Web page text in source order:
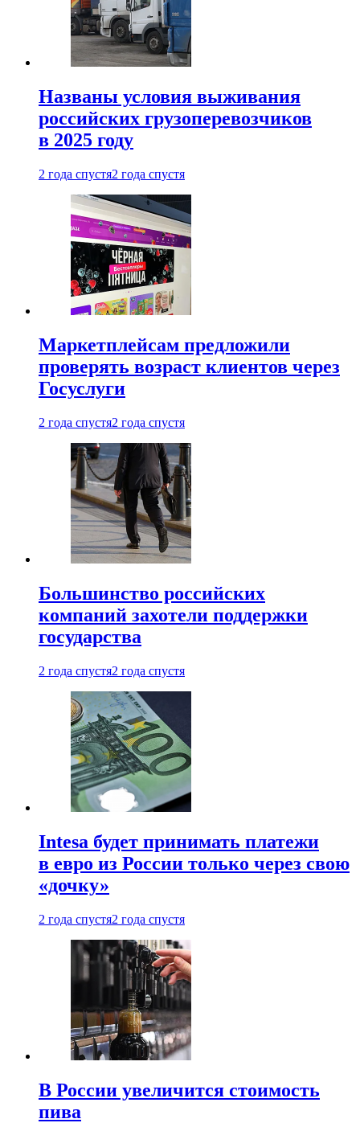
Названы условия выживания
российских грузоперевозчиков
в 2025 году
2 года спустя2 года спустя
Маркетплейсам предложили
проверять возраст клиентов через
Госуслуги
2 года спустя2 года спустя
Большинство российских
компаний захотели поддержки
государства
2 года спустя2 года спустя
Intesa будет принимать платежи
в евро из России только через свою
«дочку»
2 года спустя2 года спустя
В России увеличится стоимость
пива